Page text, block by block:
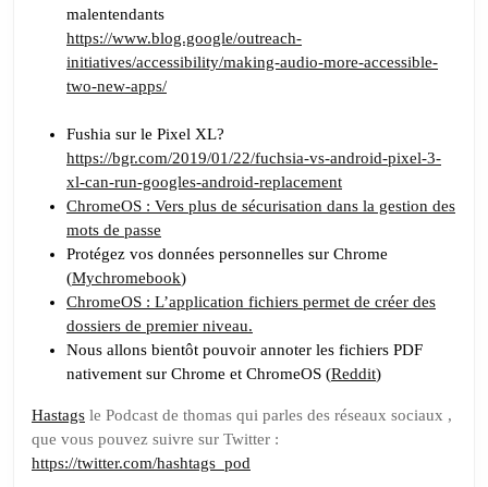
malentendants
https://www.blog.google/outreach-
initiatives/accessibility/making-audio-more-accessible-
two-new-apps/
Fushia sur le Pixel XL?
https://bgr.com/2019/01/22/fuchsia-vs-android-pixel-3-
xl-can-run-googles-android-replacement
ChromeOS : Vers plus de sécurisation dans la gestion des
mots de passe
Protégez vos données personnelles sur Chrome
(Mychromebook)
ChromeOS : L’application fichiers permet de créer des
dossiers de premier niveau.
Nous allons bientôt pouvoir annoter les fichiers PDF
nativement sur Chrome et ChromeOS (Reddit)
Hastags le Podcast de thomas qui parles des réseaux sociaux ,
que vous pouvez suivre sur Twitter :
https://twitter.com/hashtags_pod